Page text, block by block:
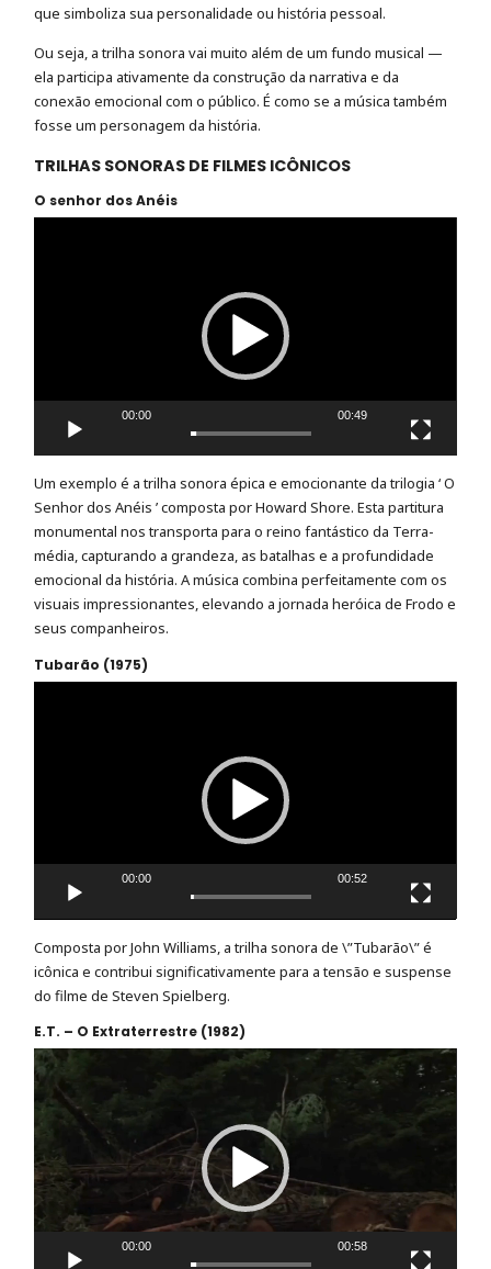
que simboliza sua personalidade ou história pessoal.
Ou seja, a trilha sonora vai muito além de um fundo musical —
ela participa ativamente da construção da narrativa e da
conexão emocional com o público. É como se a música também
fosse um personagem da história.
TRILHAS SONORAS DE FILMES ICÔNICOS
O senhor dos Anéis
00:00 00:49
Um exemplo é a trilha sonora épica e emocionante da trilogia ‘ O
Senhor dos Anéis ’ composta por Howard Shore. Esta partitura
monumental nos transporta para o reino fantástico da Terra-
média, capturando a grandeza, as batalhas e a profundidade
emocional da história. A música combina perfeitamente com os
visuais impressionantes, elevando a jornada heróica de Frodo e
seus companheiros.
Tubarão (1975)
00:00 00:52
Composta por John Williams, a trilha sonora de \”Tubarão\” é
icônica e contribui significativamente para a tensão e suspense
do filme de Steven Spielberg.
E.T. – O Extraterrestre (1982)
Tocador
de
vídeo
00:00 00:58